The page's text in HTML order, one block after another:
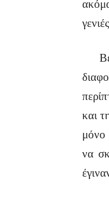
και
μόνο
να